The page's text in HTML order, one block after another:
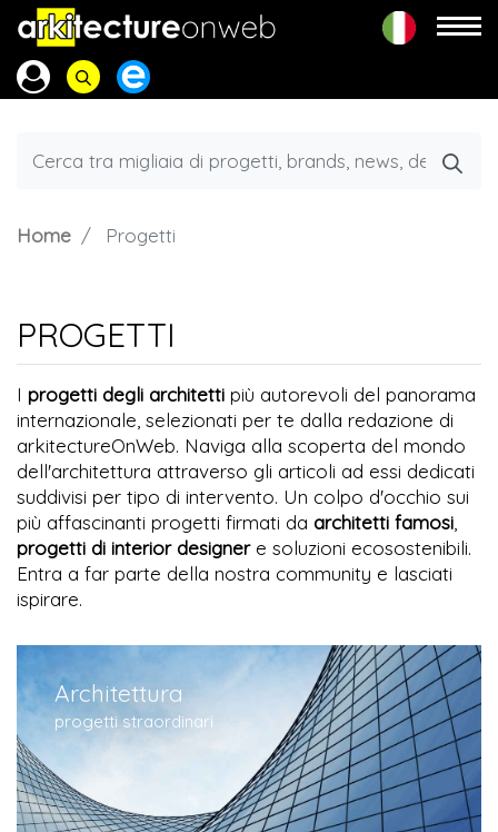
Home Progetti
PROGETTI
I progetti degli architetti più autorevoli del panorama
internazionale, selezionati per te dalla redazione di
arkitectureOnWeb. Naviga alla scoperta del mondo
dell'architettura attraverso gli articoli ad essi dedicati
suddivisi per tipo di intervento. Un colpo d'occhio sui
più affascinanti progetti firmati da architetti famosi
progetti di interior designere soluzioni ecosostenibili.
Entra a far parte della nostra community e lasciati
ispirare.
Architettura
progetti straordinari